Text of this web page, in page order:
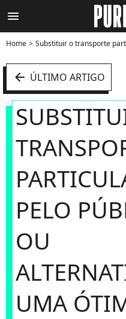
menu
Home Substituir o transporte particular pelo
arrow_left ÚLTIMO ARTIGO
PELO
OU
UMA